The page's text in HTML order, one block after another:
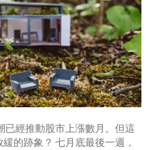
已經推動股市上漲數月。但這
的跡象？ 七月底最後一週，